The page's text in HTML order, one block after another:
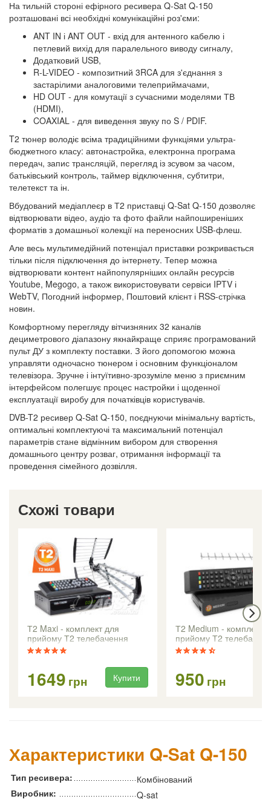
На тильній стороні ефірного ресивера Q-Sat Q-150
розташовані всі необхідні комунікаційні роз'єми:
ANT IN і ANT OUT - вхід для антенного кабелю і
петлевий вихід для паралельного виводу сигналу,
Додатковий USB,
R-L-VIDEO - композитний 3RCA для з'єднання з
застарілими аналоговими телеприймачами,
HD OUT - для комутації з сучасними моделями ТВ
(HDMI),
COAXIAL - для виведення звуку по S / PDIF.
T2 тюнер володіє всіма традиційними функціями ультра-
бюджетного класу: автонастройка, електронна програма
передач, запис трансляцій, перегляд із зсувом за часом,
батьківський контроль, таймер відключення, субтитри,
телетекст та ін.
Вбудований медіаплеєр в Т2 приставці Q-Sat Q-150 дозволяє
відтворювати відео, аудіо та фото файли найпоширеніших
форматів з домашньої колекції на переносних USB-флеш.
Але весь мультимедійний потенціал приставки розкривається
тільки після підключення до інтернету. Тепер можна
відтворювати контент найпопулярніших онлайн ресурсів
Youtube, Megogo, а також використовувати сервіси IPTV і
WebTV, Погодний інформер, Поштовий клієнт і RSS-стрічка
новин.
Комфортному перегляду вітчизняних 32 каналів
дециметрового діапазону якнайкраще сприяє програмований
пульт ДУ з комплекту поставки. З його допомогою можна
управляти одночасно тюнером і основним функціоналом
телевізора. Зручне і інтуїтивно-зрозуміле меню з приємним
інтерфейсом полегшує процес настройки і щоденної
експлуатації виробу для початківців користувачів.
DVB-T2 ресивер Q-Sat Q-150, поєднуючи мінімальну вартість,
оптимальні комплектуючі та максимальний потенціал
параметрів стане відмінним вибором для створення
домашнього центру розваг, отримання інформації та
проведення сімейного дозвілля.
Схожі товари
Т2 Maxi - комплект для
прийому Т2 телебачення
1649 грн Купити
Т2 Medium - комплект
прийому Т2
950 грн
Характеристики Q-Sat Q-150
Тип ресивера:
Комбінований
Виробник:
Q-sat